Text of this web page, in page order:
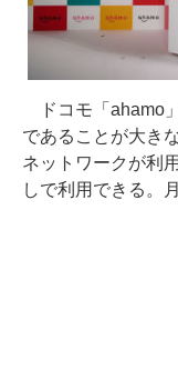
ドコモ「ahamo
であることが大き
ネットワークが利
しで利用できる。